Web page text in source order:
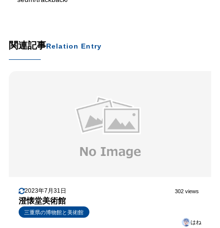
関連記事Relation Entry
2023年7月31日 302 views
澄懐堂美術館
三重県の博物館と美術館
はね